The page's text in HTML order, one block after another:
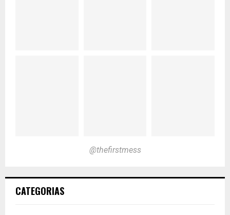
@thefirstmess
CATEGORIAS